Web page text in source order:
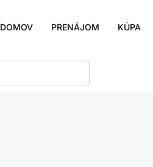
DOMOV PRENÁJOM KÚPA